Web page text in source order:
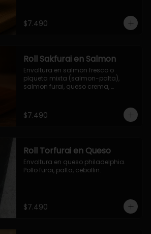
$7.490
Roll Sakfurai en Salmon
Envoltura en salmon fresco o
plqueta mixta (salmon-palta),
salmon furai, queso crema,
$7.490
Roll Torfurai en Queso
Envoltura en queso philadelphia.
Pollo furai, palta, cebollin.
$7.490